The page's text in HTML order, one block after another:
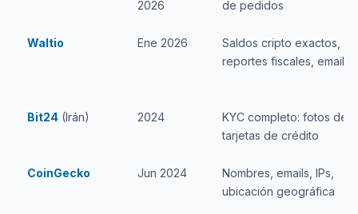
2026 de pedidos
Waltio Ene 2026
Saldos cripto exactos,
reportes fiscales, emails
Bit24(Irán) 2024
KYC completo: fotos de
tarjetas de crédito
CoinGecko Jun 2024
Nombres, emails, IPs,
ubicación geográfica